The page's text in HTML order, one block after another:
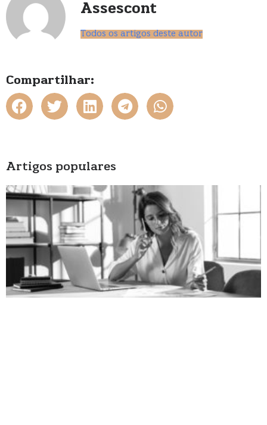
Assescont
Todos os artigos deste autor
Compartilhar:
Artigos populares